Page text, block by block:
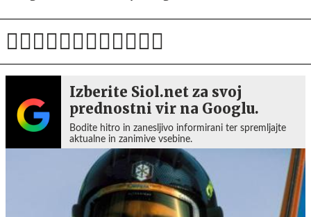
Izberite Siol.net za svoj
prednostni vir na Googlu.
Bodite hitro in zanesljivo informirani ter spremljajte
aktualne in zanimive vsebine.